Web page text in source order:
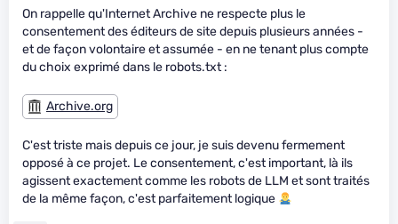
On rappelle qu'Internet Archive ne respecte plus le
consentement des éditeurs de site depuis plusieurs années -
et de façon volontaire et assumée - en ne tenant plus compte
du choix exprimé dans le robots.txt :
Archive.org
C'est triste mais depuis ce jour, je suis devenu fermement
opposé à ce projet. Le consentement, c'est important, là ils
agissent exactement comme les robots de LLM et sont traités
de la même façon, c'est parfaitement logique